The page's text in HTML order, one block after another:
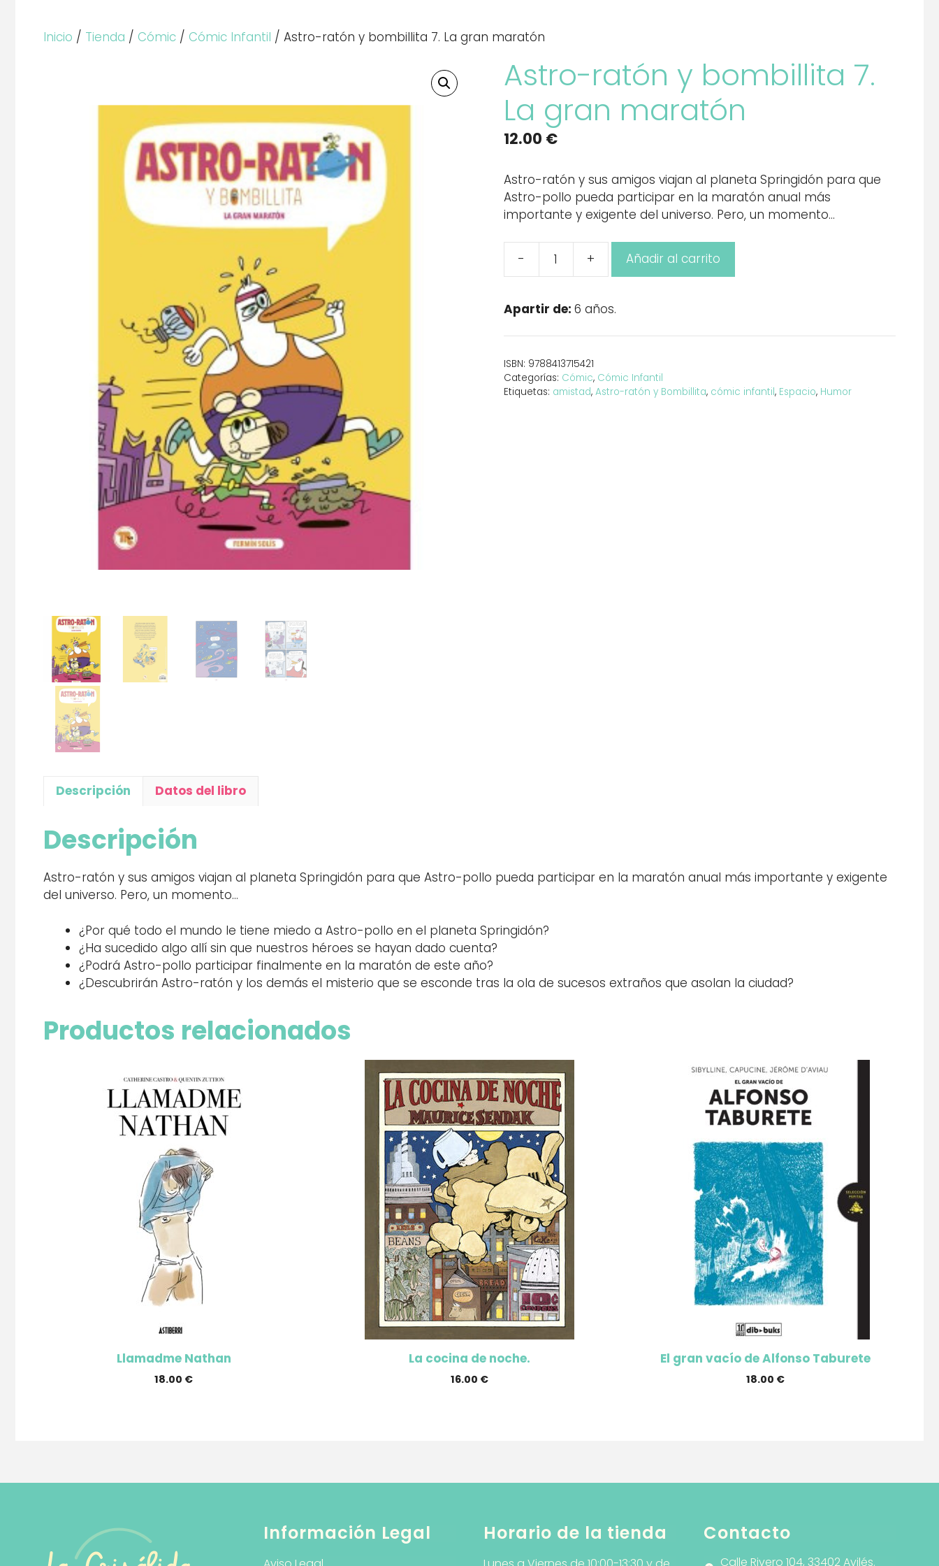
Inicio / Tienda / Cómic / Cómic Infantil / Astro-ratón y bombillita 7. La gran maratón
Astro-ratón y bombillita 7.
La gran maratón
12.00 €
Astro-ratón y sus amigos viajan al planeta Springidón para que
Astro-pollo pueda participar en la maratón anual más
importante y exigente del universo. Pero, un momento…
-
y
bombillita
7.
gran
maratón
+ Añadir al carrito
Apartir de: 6 años.
ISBN: 9788413715421
Categorías: Cómic, Cómic Infantil
Etiquetas: amistad, Astro-ratón y Bombillita, cómic infantil, Espacio, Humor
Descripción Datos del libro
Descripción
Astro-ratón y sus amigos viajan al planeta Springidón para que Astro-pollo pueda participar en la maratón anual más importante y exigente
del universo. Pero, un momento…
¿Por qué todo el mundo le tiene miedo a Astro-pollo en el planeta Springidón?
¿Ha sucedido algo allí sin que nuestros héroes se hayan dado cuenta?
¿Podrá Astro-pollo participar finalmente en la maratón de este año?
¿Descubrirán Astro-ratón y los demás el misterio que se esconde tras la ola de sucesos extraños que asolan la ciudad?
Productos relacionados
Llamadme Nathan
18.00 €
La cocina de noche.
16.00 €
El gran vacío de Alfonso Taburete
18.00 €
Información Legal Horario de la tienda Contacto
Calle Rivero 104, 33402 Avilés.